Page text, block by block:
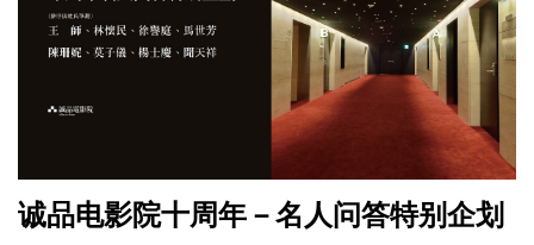
诚品电影院十周年－名人问答特别企划